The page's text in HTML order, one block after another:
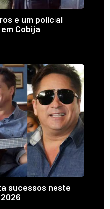
e um policial
Cobija
sucessos neste